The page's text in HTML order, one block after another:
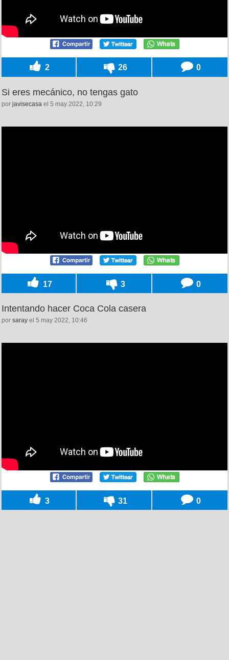
2 26 0
Si eres mecánico, no tengas gato
por javisecasa el 5 may 2022, 10:29
17 3 0
Intentando hacer Coca Cola casera
por saray el 5 may 2022, 10:46
3 31 0